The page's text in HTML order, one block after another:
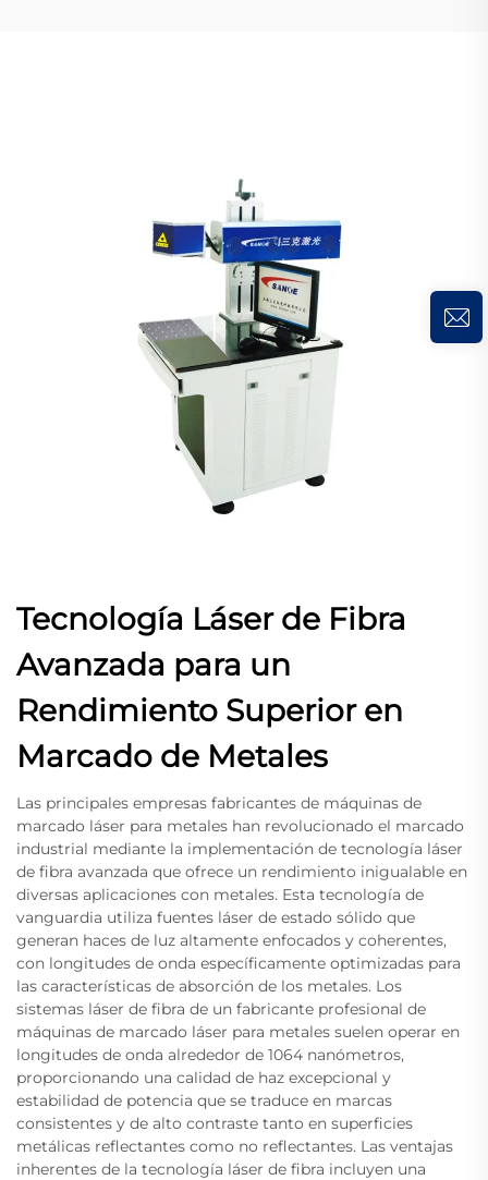
Tecnología Láser de Fibra
Avanzada para un
Rendimiento Superior en
Marcado de Metales
Las principales empresas fabricantes de máquinas de
marcado láser para metales han revolucionado el marcado
industrial mediante la implementación de tecnología láser
de fibra avanzada que ofrece un rendimiento inigualable en
diversas aplicaciones con metales. Esta tecnología de
vanguardia utiliza fuentes láser de estado sólido que
generan haces de luz altamente enfocados y coherentes,
con longitudes de onda específicamente optimizadas para
las características de absorción de los metales. Los
sistemas láser de fibra de un fabricante profesional de
máquinas de marcado láser para metales suelen operar en
longitudes de onda alrededor de 1064 nanómetros,
proporcionando una calidad de haz excepcional y
estabilidad de potencia que se traduce en marcas
consistentes y de alto contraste tanto en superficies
metálicas reflectantes como no reflectantes. Las ventajas
inherentes de la tecnología láser de fibra incluyen una